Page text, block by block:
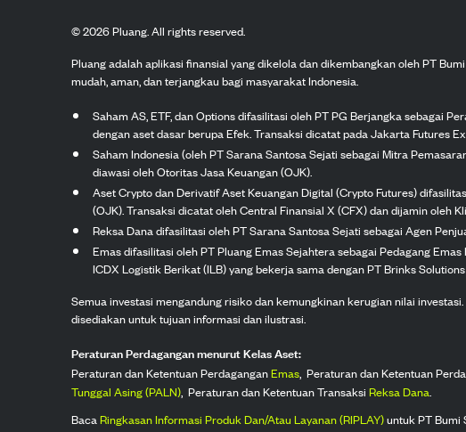
©2026Pluang. All rights reserved.
Pluang adalah aplikasi finansial yang dikelola dan dikembangkan oleh PT
mudah, aman, dan terjangkau bagi masyarakat Indonesia.
Saham AS, ETF, dan Options difasilitasi oleh PT PG Berjangka sebagai
dengan aset dasar berupa Efek. Transaksi dicatat pada Jakarta Futures
Saham Indonesia (oleh PT Sarana Santosa Sejati sebagai Mitra
diawasi oleh Otoritas Jasa Keuangan (OJK).
Aset Crypto dan Derivatif Aset Keuangan Digital (Crypto Futures)
(OJK). Transaksi dicatat oleh Central Finansial X (CFX) dan dijamin oleh
Reksa Dana difasilitasi oleh PT Sarana Santosa Sejati sebagai Agen
Emas difasilitasi oleh PT Pluang Emas Sejahtera sebagai Pedagang
ICDX Logistik Berikat (ILB) yang bekerja sama dengan PT Brinks
Semua investasi mengandung risiko dan kemungkinan kerugian nilai
disediakan untuk tujuan informasi dan ilustrasi.
Peraturan Perdagangan menurut Kelas Aset:
Peraturan dan Ketentuan PerdaganganEmas, Peraturan dan Ketentuan
Tunggal Asing (PALN), Peraturan dan Ketentuan Transaksi Reksa Dana.
BacaRingkasan Informasi Produk Dan/Atau Layanan (RIPLAY)untuk PT Bumi